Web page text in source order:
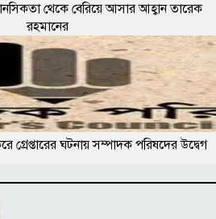
থেকে বেরিয়ে আসার আহ্বান তারেক
রহমানের
গ্রেপ্তারের ঘটনায় সম্পাদক পরিষদের উদ্বেগ